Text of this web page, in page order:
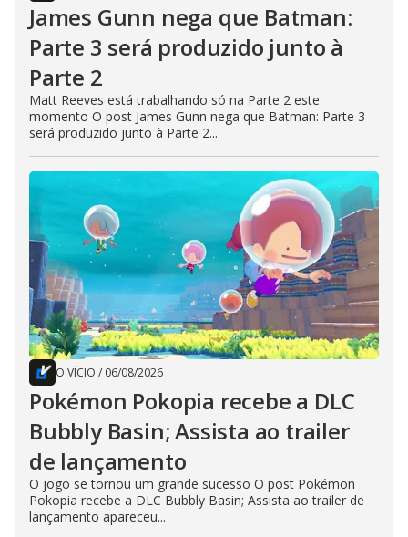
James Gunn nega que Batman:
Parte 3 será produzido junto à
Parte 2
Matt Reeves está trabalhando só na Parte 2 este
momento O post James Gunn nega que Batman: Parte 3
será produzido junto à Parte 2...
O VÍCIO / 06/08/2026
Pokémon Pokopia recebe a DLC
Bubbly Basin; Assista ao trailer
de lançamento
O jogo se tornou um grande sucesso O post Pokémon
Pokopia recebe a DLC Bubbly Basin; Assista ao trailer de
lançamento apareceu...